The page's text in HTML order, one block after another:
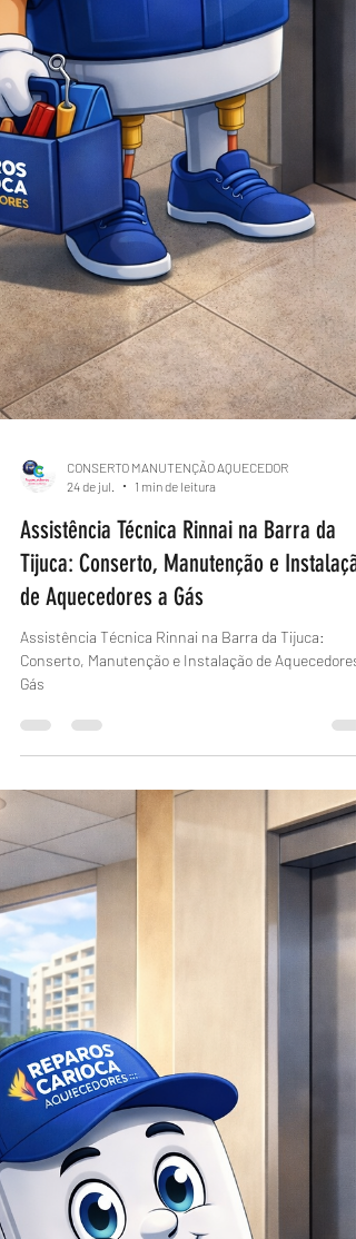
CONSERTO MANUTENÇÃO AQUECEDOR
24 de jul.
1 min de leitura
Tijuca: Conserto, Manutenção e Instalação
Assistência Técnica Rinnai na Barra da Tijuca:
Conserto, Manutenção e Instalação de Aquecedores
Gás